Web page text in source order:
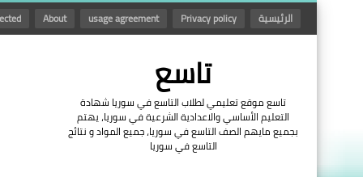
الرئيسية Privacy policy
usage agreement
About
تاسع
تاسع موقع تعليمي لطلاب التاسع في سوريا شهادة
التعليم الأساسي والاعدادية الشرعية في سوريا، يهتم
بجميع مايهم الصف التاسع في سوريا، جميع المواد و نتائج
التاسع في سوريا